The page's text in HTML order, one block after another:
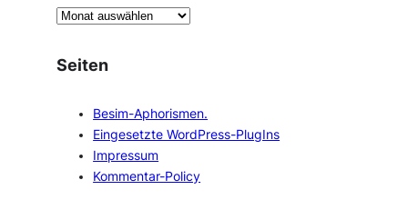
A
c
Seiten
Besim-Aphorismen.
Eingesetzte WordPress-PlugIns
Impressum
Kommentar-Policy